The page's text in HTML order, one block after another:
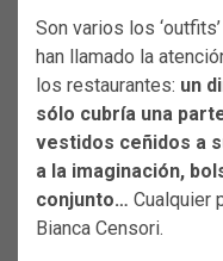
Son varios los
han llamado la
los restaurantes: un
sólo cubría una
vestidos ceñidos a
a la imaginación,
conjunto… Cualquier
Bianca Censori.